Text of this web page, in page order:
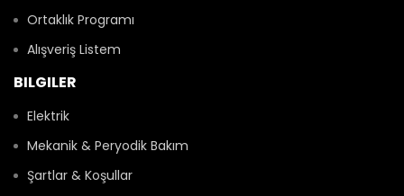
Ortaklık Programı
Alışveriş Listem
BILGILER
Elektrik
Mekanik & Peryodik Bakım
Şartlar & Koşullar